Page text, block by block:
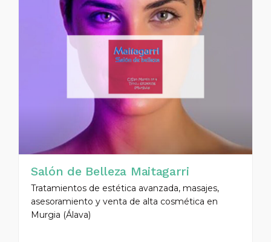
Salón de Belleza Maitagarri
Tratamientos de estética avanzada, masajes,
asesoramiento y venta de alta cosmética en
Murgia (Álava)